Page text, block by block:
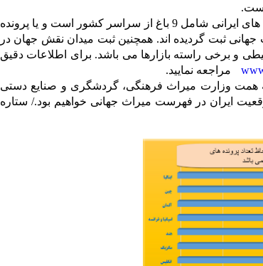
البته این تعداد پرونده شامل آثار بسیار بیشتری می باشد. مثلا پرونده باغ های ایرانی شامل 9 باغ از سراسر کشور است و یا پرونده
میراث جهانی ثبت گردیده اند. همچنین ثبت میدان نقش جهان در
و برخی راسته بازارها می باشد. برای اطلاعات دقیق
مراجعه نمایید.
به همت وزارت میراث فرهنگی، گردشگری و صنایع دستی
ایران در فهرست میراث جهانی خواهیم بود./ ستاره